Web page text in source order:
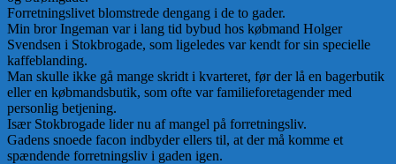
Forretningslivet blomstrede dengang i de to gader.
Min bror Ingeman var i lang tid bybud hos købmand Holger
Svendsen i Stokbrogade, som ligeledes var kendt for sin specielle
kaffeblanding.
Man skulle ikke gå mange skridt i kvarteret, før der lå en bagerbutik
eller en købmandsbutik, som ofte var familieforetagender med
personlig betjening.
Især Stokbrogade lider nu af mangel på forretningsliv.
Gadens snoede facon indbyder ellers til, at der må komme et
spændende forretningsliv i gaden igen.